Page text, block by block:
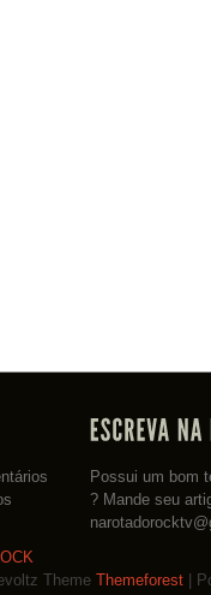
Possui um bom
? Mande seu
Theme Themeforest |